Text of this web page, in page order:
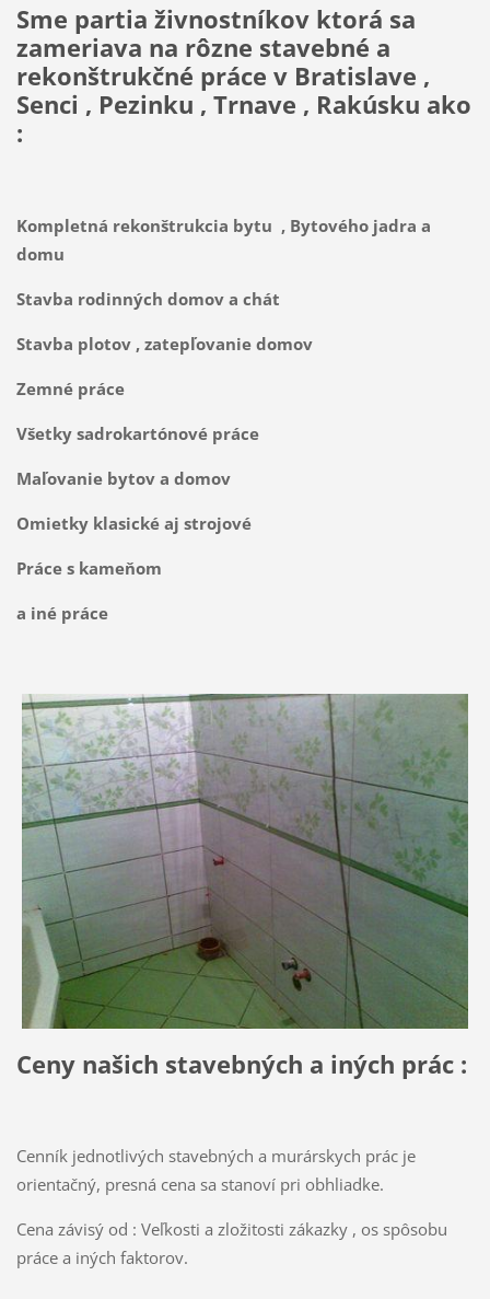
Sme partia živnostníkov ktorá sa
zameriava na rôzne stavebné a
rekonštrukčné práce v Bratislave ,
Senci , Pezinku , Trnave , Rakúsku ako
:
Kompletná rekonštrukcia bytu , Bytového jadra a
domu
Stavba rodinných domov a chát
Stavba plotov , zatepľovanie domov
Zemné práce
Všetky sadrokartónové práce
Maľovanie bytov a domov
Omietky klasické aj strojové
Práce s kameňom
a iné práce
Ceny našich stavebných a iných prác :
Cenník jednotlivých stavebných a murárskych prác je
orientačný, presná cena sa stanoví pri obhliadke.
Cena závisý od : Veľkosti a zložitosti zákazky , os spôsobu
práce a iných faktorov.